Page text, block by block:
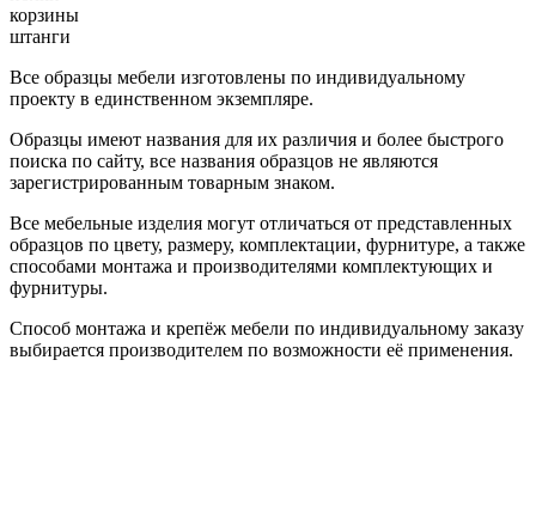
корзины
штанги
Все образцы мебели изготовлены по индивидуальному
проекту в единственном экземпляре.
Образцы имеют названия для их различия и более быстрого
поиска по сайту, все названия образцов не являются
зарегистрированным товарным знаком.
Все мебельные изделия могут отличаться от представленных
образцов по цвету, размеру, комплектации, фурнитуре, а также
способами монтажа и производителями комплектующих и
фурнитуры.
Способ монтажа и крепёж мебели по индивидуальному заказу
выбирается производителем по возможности её применения.